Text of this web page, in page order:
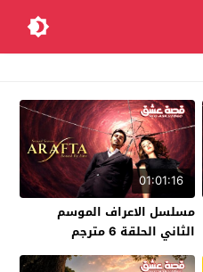
01:01:16
مسلسل الاعراف الموسم
الثاني الحلقة 6 مترجم